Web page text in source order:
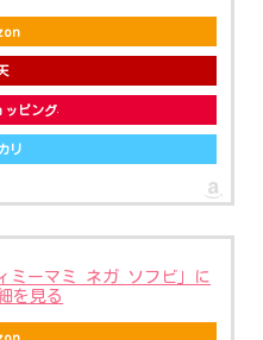
ッピング
リ
ミーマミ ネガ ソフビ」に
を見る